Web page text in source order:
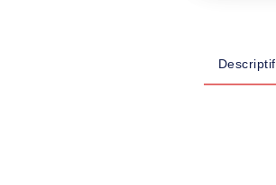
Descriptif